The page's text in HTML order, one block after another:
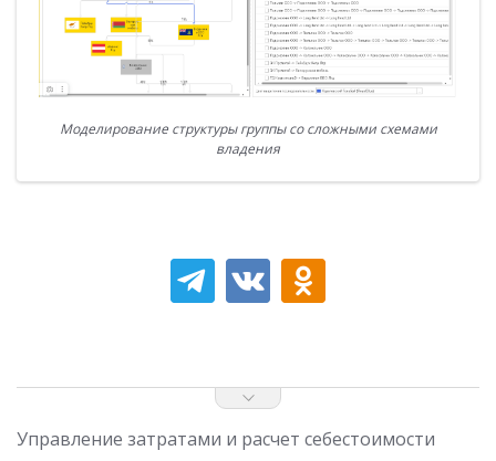
Моделирование структуры группы со сложными схемами
владения
Управление затратами и расчет себестоимости